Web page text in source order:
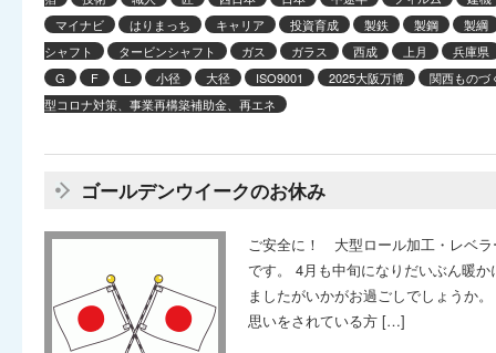
マイナビ
はりまっち キャリア 投資育成 製鉄 製鋼
製綱
シャフト
タービンシャフト ガス ガラス 西成 上月
兵庫県
G
F L 小径 大径 ISO9001 2025大阪万博
関西ものづ
型コロナ対策、事業再構築補助金、再エネ
ゴールデンウイークのお休み
ご安全に！ 大型ロール加工・レベ
です。 4月も中旬になりだいぶん暖
ましたがいかがお過ごしでしょうか
思いをされている方 […]